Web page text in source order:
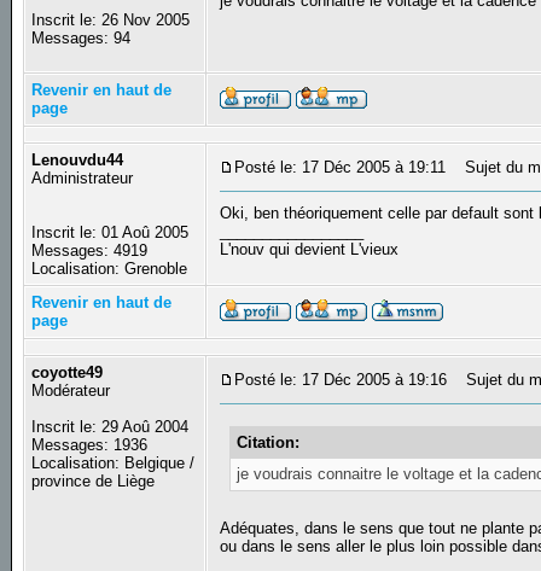
Inscrit le: 26 Nov 2005
Messages: 94
Revenir en haut de
page
Lenouvdu44
Administrateur
Inscrit le: 01 Aoû 2005
Messages: 4919
Localisation: Grenoble
Posté le: 17 Déc 2005 à 19:11 Sujet du
Oki, ben théoriquement celle par default sont
L'nouv qui devient L'vieux
Revenir en haut de
page
coyotte49
Modérateur
Inscrit le: 29 Aoû 2004
Messages: 1936
Localisation: Belgique /
province de Liège
Posté le: 17 Déc 2005 à 19:16 Sujet du
Citation:
je voudrais connaitre le voltage et la
Adéquates, dans le sens que tout ne plante
ou dans le sens aller le plus loin possible